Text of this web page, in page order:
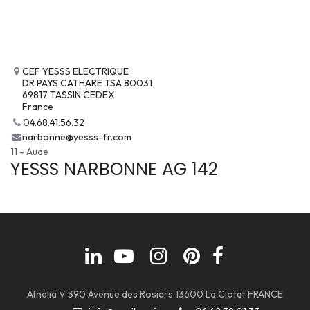
CEF YESSS ELECTRIQUE
DR PAYS CATHARE TSA 80031
69817 TASSIN CEDEX
France
04.68.41.56.32
narbonne@yesss-fr.com
11 - Aude
YESSS NARBONNE AG 142
Athélia V 390 Avenue des Rosiers 13600 La Ciotat FRANCE